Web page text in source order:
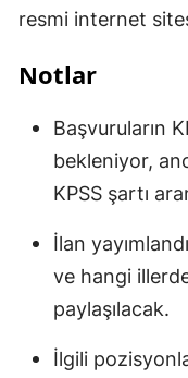
resmi internet
Notlar
Başvuruların
bekleniyor,
KPSS şartı
İlan
ve hangi illerde
paylaşılacak.
İlgili